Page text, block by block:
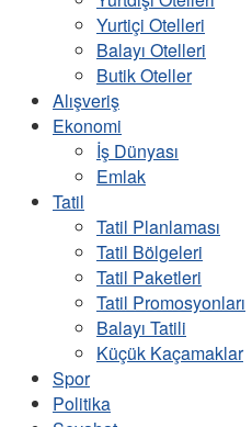
Yurtiçi Otelleri
Balayı Otelleri
Butik Oteller
Alışveriş
Ekonomi
İş Dünyası
Emlak
Tatil
Tatil Planlaması
Tatil Bölgeleri
Tatil Paketleri
Tatil Promosyonları
Balayı Tatili
Küçük Kaçamaklar
Spor
Politika